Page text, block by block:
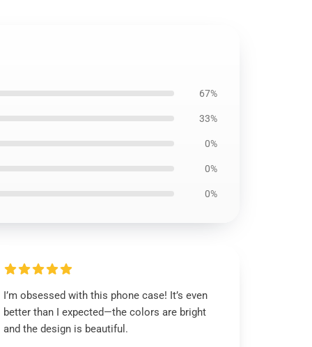
67%
33%
0%
0%
0%
I’m obsessed with this phone case! It’s even
better than I expected—the colors are bright
and the design is beautiful.